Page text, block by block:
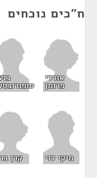
ח"כים נוכחים
אורלי
פרומן
מיקי לוי קרן